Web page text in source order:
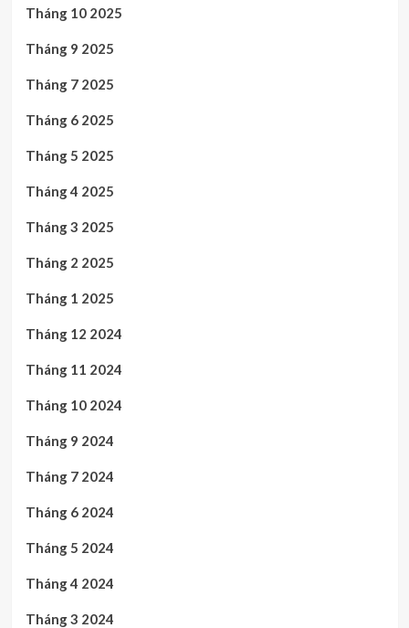
Tháng 10 2025
Tháng 9 2025
Tháng 7 2025
Tháng 6 2025
Tháng 5 2025
Tháng 4 2025
Tháng 3 2025
Tháng 2 2025
Tháng 1 2025
Tháng 12 2024
Tháng 11 2024
Tháng 10 2024
Tháng 9 2024
Tháng 7 2024
Tháng 6 2024
Tháng 5 2024
Tháng 4 2024
Tháng 3 2024